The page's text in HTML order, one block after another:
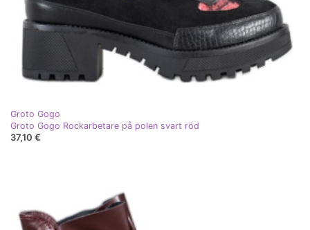
Groto Gogo
Groto Gogo Rockarbetare på polen svart röd
37,10 €